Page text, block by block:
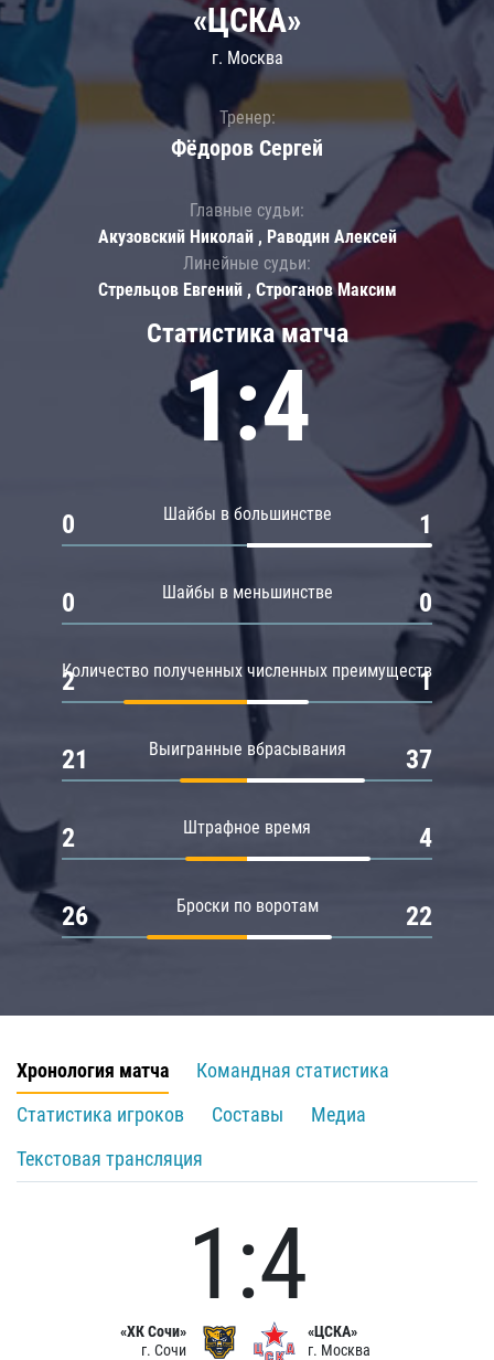
Статистика матча
1:4
Шайбы в большинстве
0 1
Шайбы в меньшинстве
0 0
Количество полученных численных преимуществ
2 1
Выигранные вбрасывания
21 37
Штрафное время
2 4
Броски по воротам
26 22
«ЦСКА»
г. Москва
Тренер:
Фёдоров Сергей
Главные судьи:
Акузовский Николай , Раводин Алексей
Линейные судьи:
Стрельцов Евгений , Строганов Максим
Хронология матча
Командная статистика
Статистика игроков
Составы
Медиа
Текстовая трансляция
«ХК Сочи»
г. Сочи
1:4
«ЦСКА»
г. Москва